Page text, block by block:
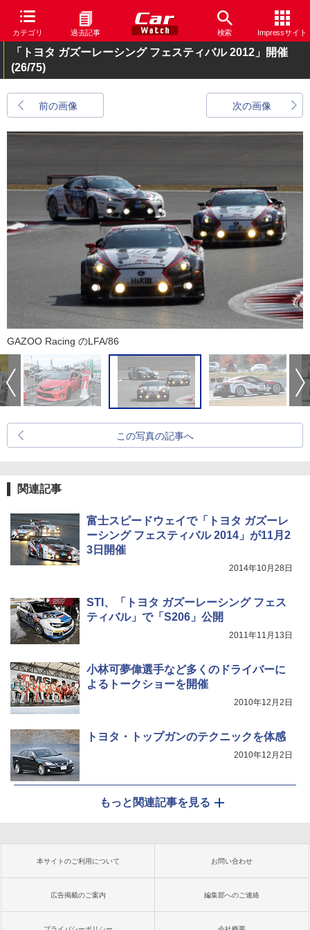
カテゴリ 過去記事 検索 Impressサイト
「トヨタ ガズーレーシング フェスティバル 2012」開催
(26/75)
前の画像 次の画像
GAZOO Racing のLFA/86
この写真の記事へ
関連記事
富士スピードウェイで「トヨタ ガズーレ
ーシング フェスティバル 2014」が11月2
3日開催
2014年10月28日
STI、「トヨタ ガズーレーシング フェス
ティバル」で「S206」公開
2011年11月13日
小林可夢偉選手など多くのドライバーに
よるトークショーを開催
2010年12月2日
トヨタ・トップガンのテクニックを体感
2010年12月2日
もっと関連記事を見る
本サイトのご利用について お問い合わせ
広告掲載のご案内 編集部へのご連絡